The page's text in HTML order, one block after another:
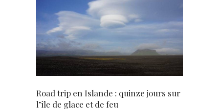
Road trip en Islande : quinze jours sur
l’île de glace et de feu